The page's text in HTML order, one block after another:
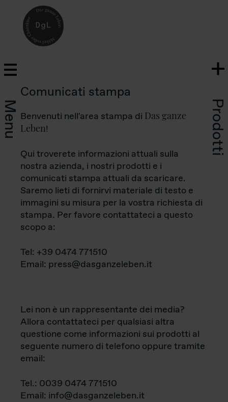
Menu Prodotti
Comunicati stampa
Benvenuti nell'area stampa di Das ganze
Leben!
Qui troverete informazioni attuali sulla
nostra azienda, i nostri prodotti e i
comunicati stampa attuali da scaricare.
Saremo lieti di fornirvi materiale di testo e
immagini su misura per la vostra richiesta di
stampa. Per favore contattateci a questo
scopo a:
Tel: +39 0474 771510
Email: press@dasganzeleben.it
Lei non è un rappresentante dei media?
Allora contattateci per qualsiasi altra
questione come informazioni sui prodotti al
seguente numero di telefono oppure tramite
email:
Tel.: 0039 0474 771510
Email: info@dasganzeleben.it